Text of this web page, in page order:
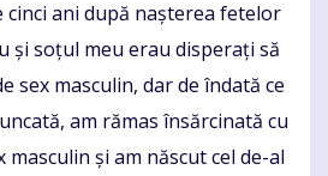
cinci ani după nașterea fetelor
și soțul meu erau disperați să
sex masculin, dar de îndată ce
am rămas însărcinată cu
masculin și am născut cel de-al